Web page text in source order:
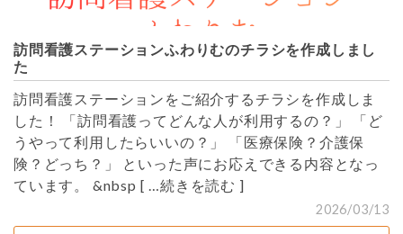
訪問看護ステーションふわりむのチラシを作成しまし
た
訪問看護ステーションをご紹介するチラシを作成しま
した！ 「訪問看護ってどんな人が利用するの？」 「ど
うやって利用したらいいの？」 「医療保険？介護保
険？どっち？」 といった声にお応えできる内容となっ
ています。 &nbsp [ …続きを読む ]
2026/03/13